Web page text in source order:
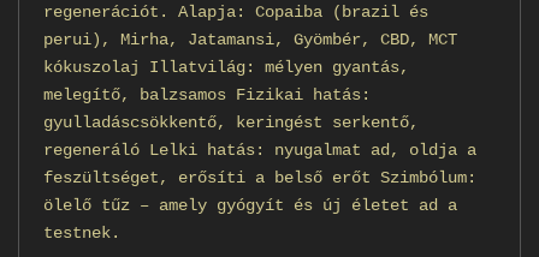
regenerációt. Alapja: Copaiba (brazil és
perui), Mirha, Jatamansi, Gyömbér, CBD, MCT
kókuszolaj Illatvilág: mélyen gyantás,
melegítő, balzsamos Fizikai hatás:
gyulladáscsökkentő, keringést serkentő,
regeneráló Lelki hatás: nyugalmat ad, oldja a
feszültséget, erősíti a belső erőt Szimbólum:
ölelő tűz – amely gyógyít és új életet ad a
testnek.